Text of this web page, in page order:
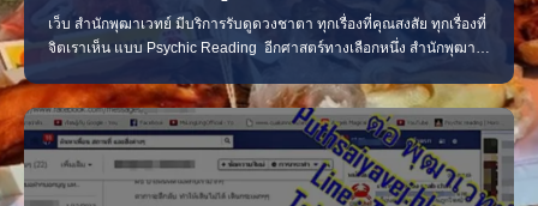
เว็บ สำนักพุฒาเวทย์ มีบริการรับดูดวงชาตา ทุกเรื่องที่คุณสงสัย ทุกเรื่องที่
จิตเราเห็น แบบ Psychic Reading อีกศาสตร์ทางเลือกหนึ่ง สำนักพุฒา
เมษายน พ.ศ. 2554 ซึ่งเป็นธุรกิจของต่อ หลังเรียนจบมาครับ จนถึงปัจจุบัน
ในช่วงแรกๆ ทางเว็บใช้แค่เ